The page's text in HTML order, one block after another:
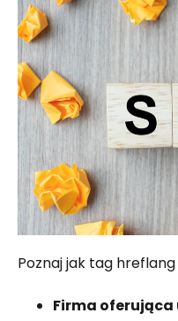
Poznaj jak tag
Firma oferująca